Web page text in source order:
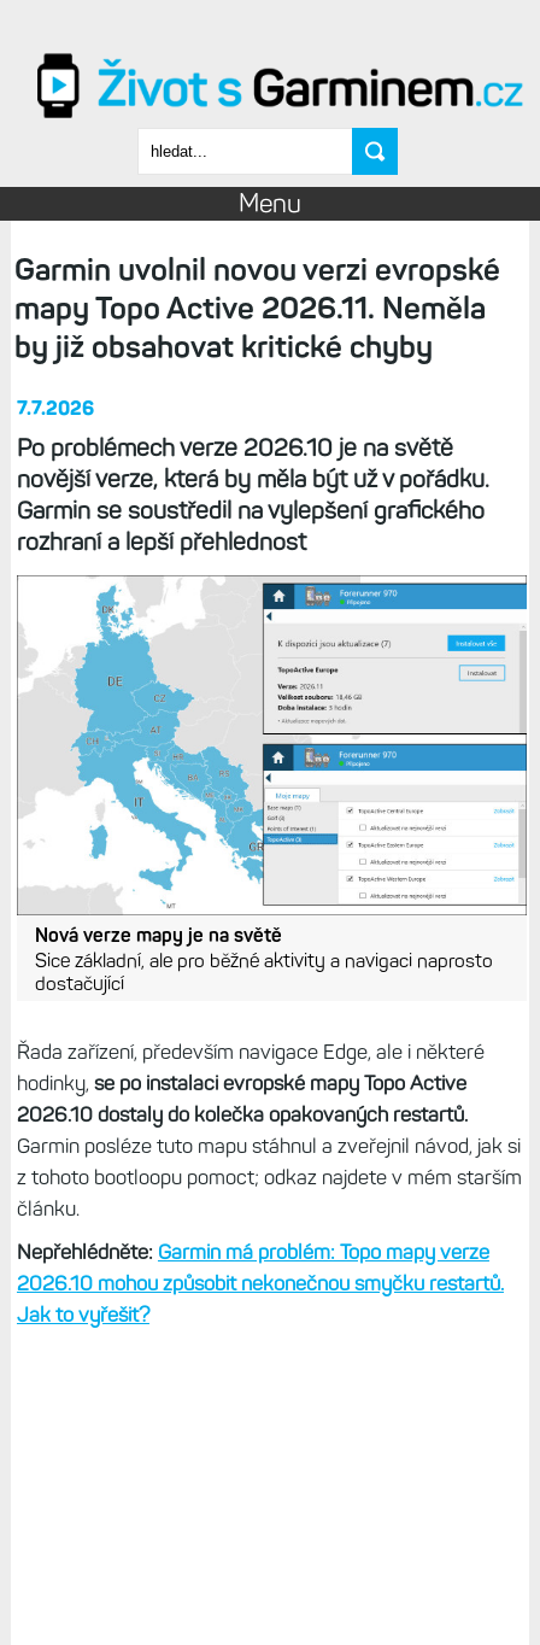
Vyhledávání
Menu
Garmin uvolnil novou verzi evropské
mapy Topo Active 2026.11. Neměla
by již obsahovat kritické chyby
7.7.2026
Po problémech verze 2026.10 je na světě
novější verze, která by měla být už v pořádku.
Garmin se soustředil na vylepšení grafického
rozhraní a lepší přehlednost
Nová verze mapy je na světě
Sice základní, ale pro běžné aktivity a navigaci naprosto
dostačující
Řada zařízení, především navigace Edge, ale i některé
hodinky, se po instalaci evropské mapy Topo Active
2026.10 dostaly do kolečka opakovaných restartů.
Garmin posléze tuto mapu stáhnul a zveřejnil návod, jak si
z tohoto bootloopu pomoct; odkaz najdete v mém starším
článku.
Nepřehlédněte: Garmin má problém: Topo mapy verze
2026.10 mohou způsobit nekonečnou smyčku restartů.
Jak to vyřešit?